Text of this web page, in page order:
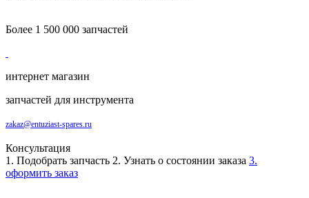
Более 1 500 000 запчастей
интернет магазин
запчастей для инструмента
zakaz@entuziast-spares.ru
Консультация
1. Подобрать запчасть 2. Узнать о состоянии заказа 3.
оформить заказ